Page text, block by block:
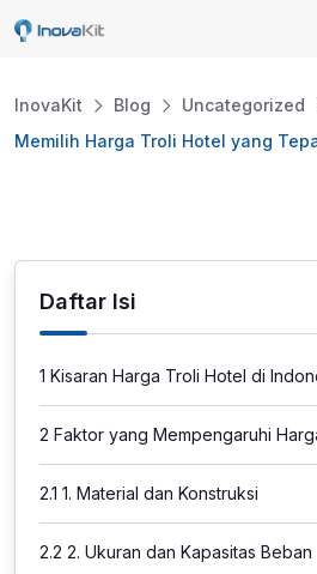
Skip
InovaKit Blog Uncategorized
Memilih Harga Troli Hotel yang
Daftar Isi
1 Kisaran Harga Troli Hotel di
2 Faktor yang Mempengaruhi
2.1 1. Material dan Konstruksi
2.2 2. Ukuran dan Kapasitas Beban